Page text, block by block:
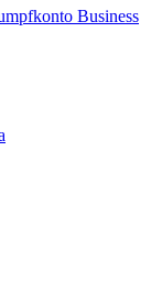
Business